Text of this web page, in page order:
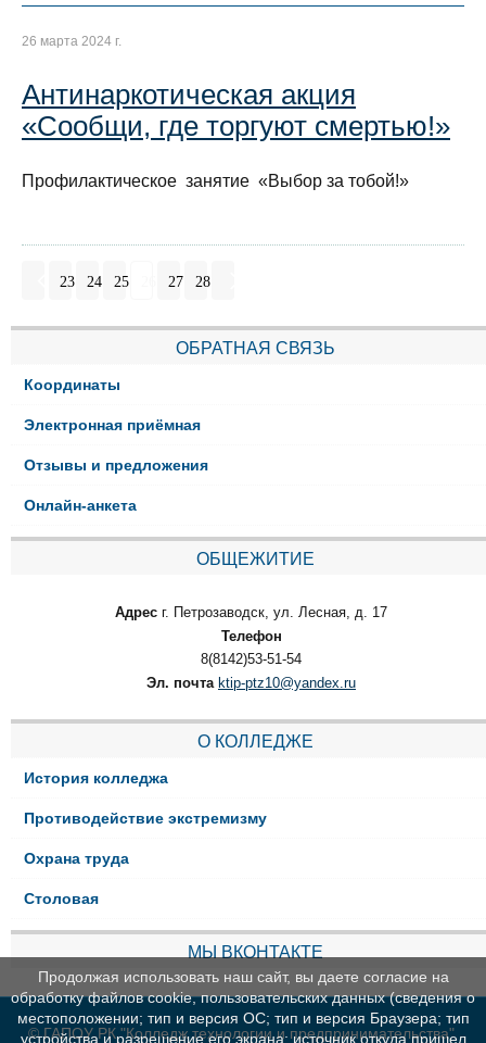
26 марта 2024 г.
Антинаркотическая акция
«Сообщи, где торгуют смертью!»
Профилактическое занятие «Выбор за тобой!»
23 24 25 27 28
ОБРАТНАЯ СВЯЗЬ
Координаты
Электронная приёмная
Отзывы и предложения
Онлайн-анкета
ОБЩЕЖИТИЕ
Адрес г. Петрозаводск, ул. Лесная, д. 17
Телефон
8(8142)53-51-54
Эл. почта ktip-ptz10@yandex.ru
О КОЛЛЕДЖЕ
История колледжа
Противодействие экстремизму
Охрана труда
Столовая
МЫ ВКОНТАКТЕ
© ГАПОУ РК "Колледж технологии и предпринимательства"
Продолжая использовать наш сайт, вы даете согласие на
обработку файлов cookie, пользовательских данных (сведения о
местоположении; тип и версия ОС; тип и версия Браузера; тип
устройства и разрешение его экрана; источник откуда пришел